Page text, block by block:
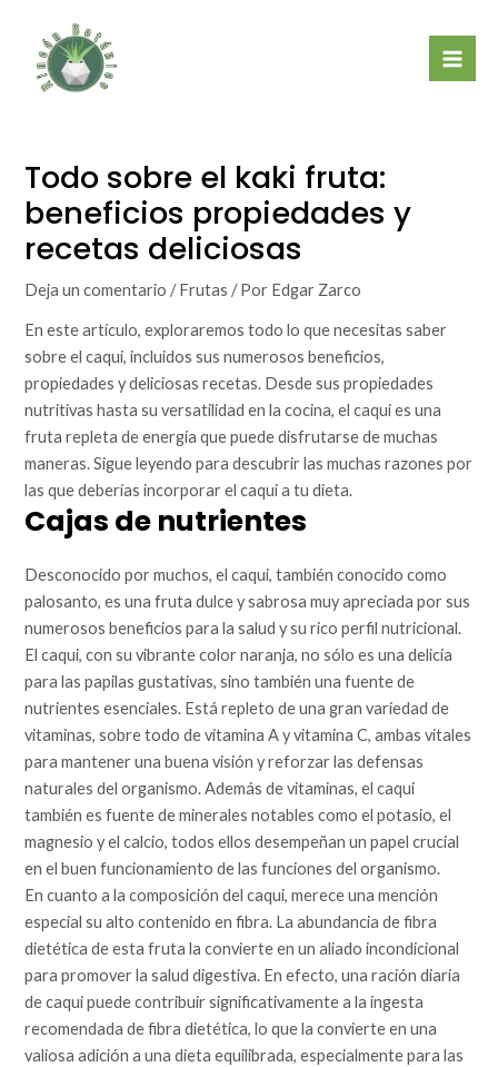
contenido
Todo sobre el kaki fruta:
beneficios propiedades y
recetas deliciosas
Deja un comentario /Frutas / Por Edgar Zarco
En este artículo, exploraremos todo lo que necesitas saber
sobre el caqui, incluidos sus numerosos beneficios,
propiedades y deliciosas recetas. Desde sus propiedades
nutritivas hasta su versatilidad en la cocina, el caqui es una
fruta repleta de energía que puede disfrutarse de muchas
maneras. Sigue leyendo para descubrir las muchas razones por
las que deberías incorporar el caqui a tu dieta.
Cajas de nutrientes
Desconocido por muchos, el caqui, también conocido como
palosanto, es una fruta dulce y sabrosa muy apreciada por sus
numerosos beneficios para la salud y su rico perfil nutricional.
El caqui, con su vibrante color naranja, no sólo es una delicia
para las papilas gustativas, sino también una fuente de
nutrientes esenciales. Está repleto de una gran variedad de
vitaminas, sobre todo de vitamina A y vitamina C, ambas vitales
para mantener una buena visión y reforzar las defensas
naturales del organismo. Además de vitaminas, el caqui
también es fuente de minerales notables como el potasio, el
magnesio y el calcio, todos ellos desempeñan un papel crucial
en el buen funcionamiento de las funciones del organismo.
En cuanto a la composición del caqui, merece una mención
especial su alto contenido en fibra. La abundancia de fibra
dietética de esta fruta la convierte en un aliado incondicional
para promover la salud digestiva. En efecto, una ración diaria
de caqui puede contribuir significativamente a la ingesta
recomendada de fibra dietética, lo que la convierte en una
valiosa adición a una dieta equilibrada, especialmente para las